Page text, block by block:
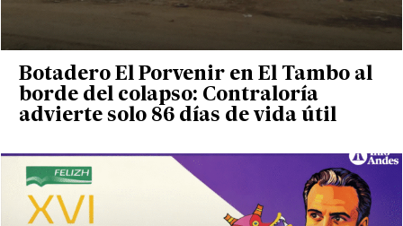
Botadero El Porvenir en El Tambo al
borde del colapso: Contraloría
advierte solo 86 días de vida útil